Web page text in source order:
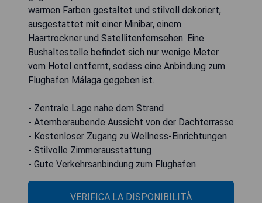
warmen Farben gestaltet und stilvoll dekoriert,
ausgestattet mit einer Minibar, einem
Haartrockner und Satellitenfernsehen. Eine
Bushaltestelle befindet sich nur wenige Meter
vom Hotel entfernt, sodass eine Anbindung zum
Flughafen Málaga gegeben ist.
- Zentrale Lage nahe dem Strand
- Atemberaubende Aussicht von der Dachterrasse
- Kostenloser Zugang zu Wellness-Einrichtungen
- Stilvolle Zimmerausstattung
- Gute Verkehrsanbindung zum Flughafen
VERIFICA LA DISPONIBILITÀ